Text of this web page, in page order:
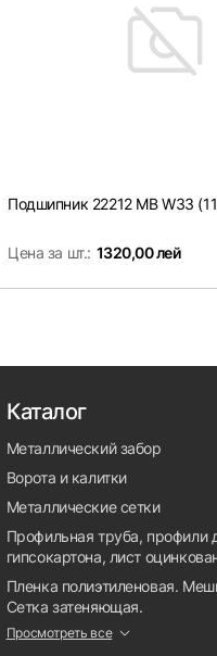
Подшипник 22212 MB W33
Цена за шт.: 1320,00 лей
Каталог
Металлический забор
Ворота и калитки
Металлические сетки
Профильная труба, профили
гипсокартона, лист
Пленка полиэтиленовая.
Сетка затеняющая.
Просмотреть все